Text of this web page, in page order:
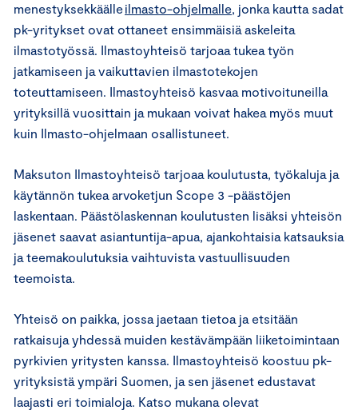
menestyksekkäälleilmasto-ohjelmalle, jonka kautta sadat
pk-yritykset ovat ottaneet ensimmäisiä askeleita
ilmastotyössä. Ilmastoyhteisö tarjoaa tukea työn
jatkamiseen ja vaikuttavien ilmastotekojen
toteuttamiseen. Ilmastoyhteisö kasvaa motivoituneilla
yrityksillä vuosittain ja mukaan voivat hakea myös muut
kuin Ilmasto-ohjelmaan osallistuneet.
Maksuton Ilmastoyhteisö tarjoaa koulutusta, työkaluja ja
käytännön tukea arvoketjun Scope 3 -päästöjen
laskentaan. Päästölaskennan koulutusten lisäksi yhteisön
jäsenet saavat asiantuntija-apua, ajankohtaisia katsauksia
ja teemakoulutuksia vaihtuvista vastuullisuuden
teemoista.
Yhteisö on paikka, jossa jaetaan tietoa ja etsitään
ratkaisuja yhdessä muiden kestävämpään liiketoimintaan
pyrkivien yritysten kanssa. Ilmastoyhteisö koostuu pk-
yrityksistä ympäri Suomen, ja sen jäsenet edustavat
laajasti eri toimialoja. Katso mukana olevat